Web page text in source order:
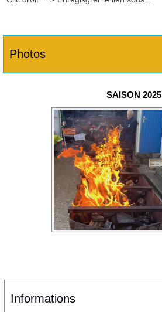
Photos
SAISON 2025
Informations